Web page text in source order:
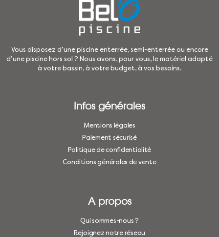
Vous disposez d’une piscine enterrée, semi-enterrée ou encore
d’une piscine hors sol ? Nous avons, pour vous, le matériel adapté
à votre bassin, à votre budget, à vos besoins.
Infos générales
Mentions légales
Paiement sécurisé
Politique de confidentialité
Conditions générales de vente
A propos
Qui sommes-nous ?
Rejoignez notre réseau